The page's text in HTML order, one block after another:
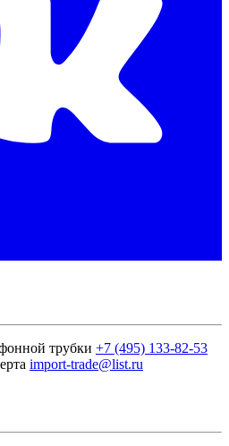
+7 (495) 133-82-53
import-trade@list.ru